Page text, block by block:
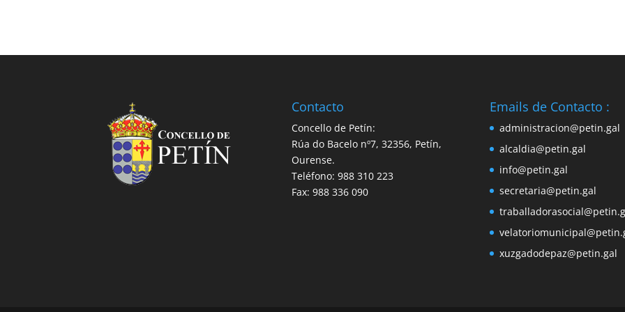
Contacto
Concello de Petín:
Rúa do Bacelo nº7, 32356, Petín,
Ourense.
Teléfono: 988 310 223
Fax: 988 336 090
Emails de Contacto :
administracion@petin.gal
alcaldia@petin.gal
info@petin.gal
secretaria@petin.gal
xuzgadodepaz@petin.gal